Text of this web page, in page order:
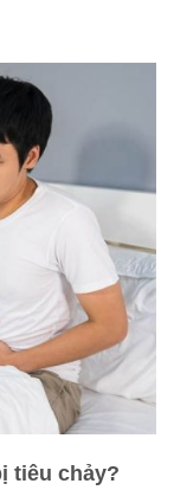
tiêu chảy?